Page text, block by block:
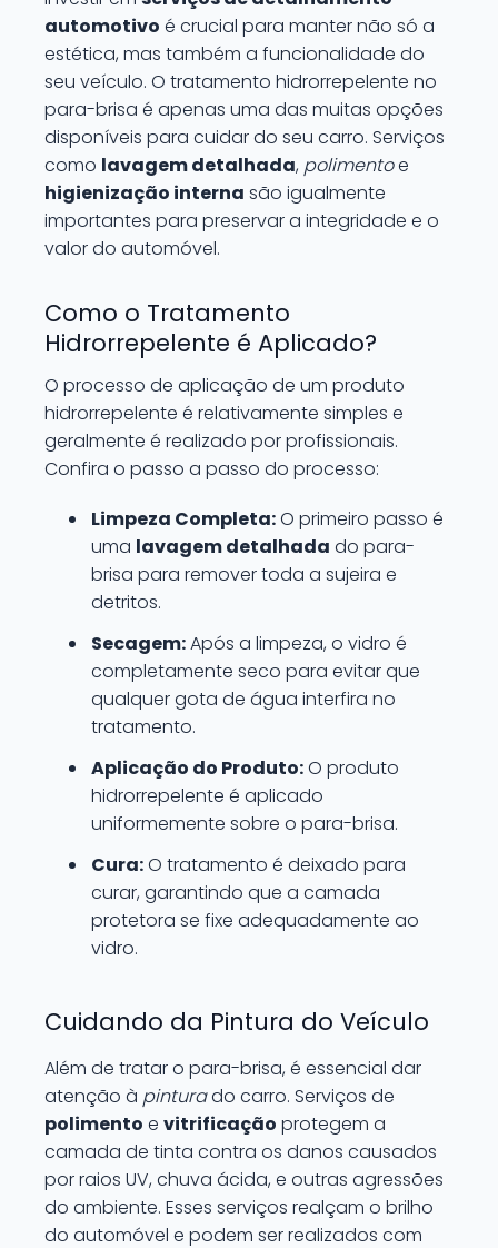
automotivo é crucial para manter não só a
estética, mas também a funcionalidade do
seu veículo. O tratamento hidrorrepelente no
para-brisa é apenas uma das muitas opções
disponíveis para cuidar do seu carro. Serviços
como lavagem detalhada, polimentoe
higienização interna são igualmente
importantes para preservar a integridade e o
valor do automóvel.
Como o Tratamento
Hidrorrepelente é Aplicado?
O processo de aplicação de um produto
hidrorrepelente é relativamente simples e
geralmente é realizado por profissionais.
Confira o passo a passo do processo:
Limpeza Completa:O primeiro passo é
uma lavagem detalhada do para-
brisa para remover toda a sujeira e
detritos.
Secagem:Após a limpeza, o vidro é
completamente seco para evitar que
qualquer gota de água interfira no
tratamento.
Aplicação do Produto:O produto
hidrorrepelente é aplicado
uniformemente sobre o para-brisa.
Cura:O tratamento é deixado para
curar, garantindo que a camada
protetora se fixe adequadamente ao
vidro.
Cuidando da Pintura do Veículo
Além de tratar o para-brisa, é essencial dar
atenção à pinturado carro. Serviços de
polimento e vitrificação protegem a
camada de tinta contra os danos causados
por raios UV, chuva ácida, e outras agressões
do ambiente. Esses serviços realçam o brilho
do automóvel e podem ser realizados com